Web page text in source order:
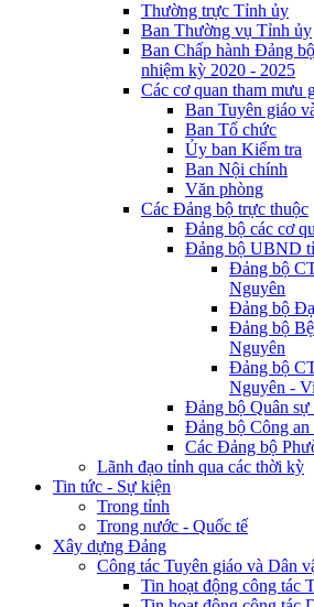
Thường trực Tỉnh ủy
Ban Thường vụ Tỉnh ủy
Ban Chấp hành Đảng
nhiệm kỳ 2020 - 2025
Các cơ quan tham mưu
Ban Tuyên giáo
Ban Tổ chức
Ủy ban Kiểm tra
Ban Nội chính
Văn phòng
Các Đảng bộ trực thuộc
Đảng bộ các cơ
Đảng bộ UBND
Đảng bộ
Nguyên
Đảng bộ
Đảng bộ
Nguyên
Đảng bộ
Nguyên -
Đảng bộ Quân sự
Đảng bộ Công an
Các Đảng bộ
Lãnh đạo tỉnh qua các thời kỳ
Tin tức - Sự kiện
Trong tỉnh
Trong nước - Quốc tế
Xây dựng Đảng
Công tác Tuyên giáo và Dân
Tin hoạt động công tác